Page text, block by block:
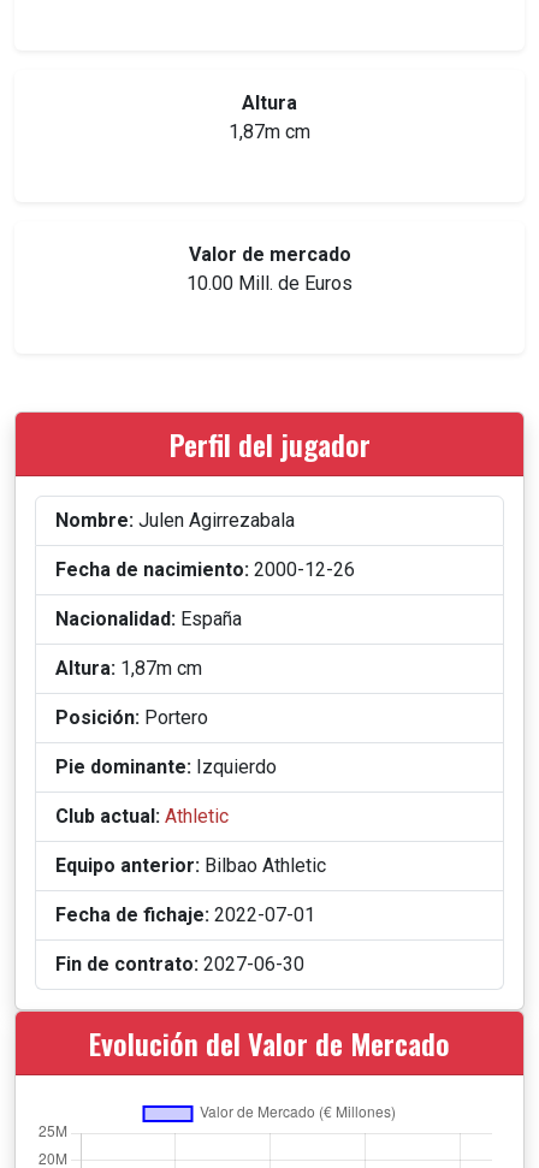
Altura
1,87m cm
Valor de mercado
10.00 Mill. de Euros
Perfil del jugador
Nombre: Julen Agirrezabala
Fecha de nacimiento: 2000-12-26
Nacionalidad: España
Altura: 1,87m cm
Posición: Portero
Pie dominante: Izquierdo
Club actual: Athletic
Equipo anterior: Bilbao Athletic
Fecha de fichaje: 2022-07-01
Fin de contrato: 2027-06-30
Evolución del Valor de Mercado